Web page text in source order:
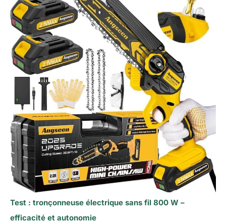
Test : tronçonneuse électrique sans fil 800 W –
efficacité et autonomie